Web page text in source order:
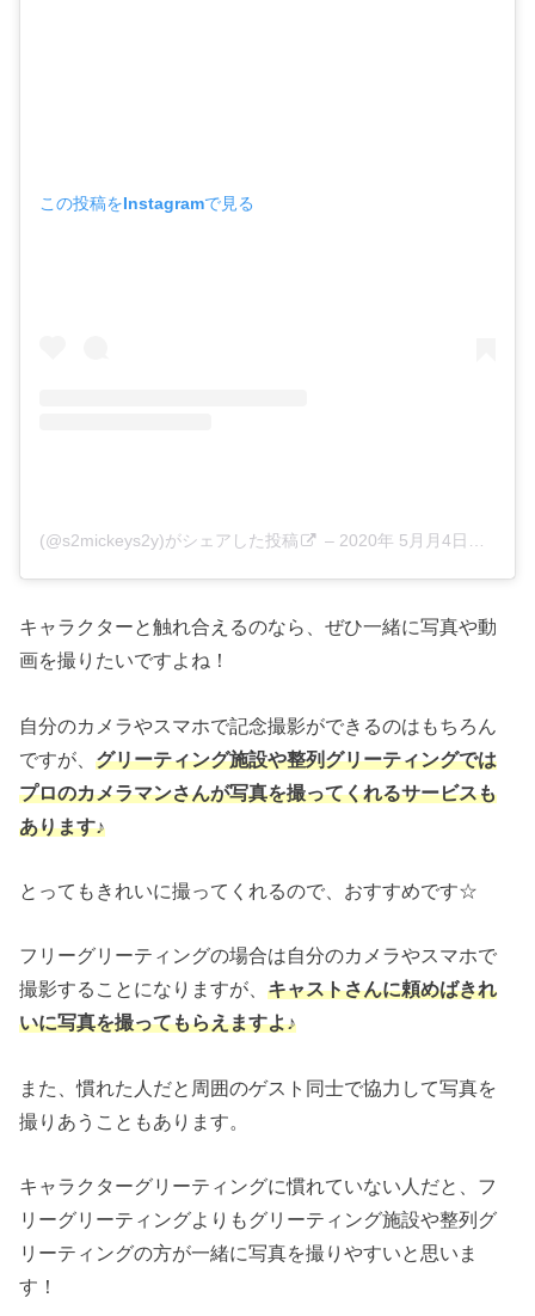
この投稿をInstagramで見る
︎(@s2mickeys2y)がシェアした投稿 – 2020年 5月月4日午前4時38分PDT
キャラクターと触れ合えるのなら、ぜひ一緒に写真や動
画を撮りたいですよね！
自分のカメラやスマホで記念撮影ができるのはもちろん
ですが、グリーティング施設や整列グリーティングでは
プロのカメラマンさんが写真を撮ってくれるサービスも
あります♪
とってもきれいに撮ってくれるので、おすすめです☆
フリーグリーティングの場合は自分のカメラやスマホで
撮影することになりますが、キャストさんに頼めばきれ
いに写真を撮ってもらえますよ♪
また、慣れた人だと周囲のゲスト同士で協力して写真を
撮りあうこともあります。
キャラクターグリーティングに慣れていない人だと、フ
リーグリーティングよりもグリーティング施設や整列グ
リーティングの方が一緒に写真を撮りやすいと思いま
す！